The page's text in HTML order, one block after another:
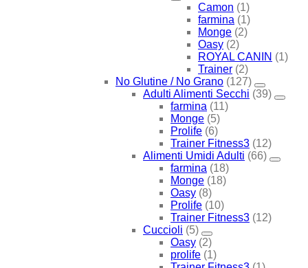
Camon (1)
farmina (1)
Monge (2)
Oasy (2)
ROYAL CANIN (1)
Trainer (2)
No Glutine / No Grano (127)
Adulti Alimenti Secchi (39)
farmina (11)
Monge (5)
Prolife (6)
Trainer Fitness3 (12)
Alimenti Umidi Adulti (66)
farmina (18)
Monge (18)
Oasy (8)
Prolife (10)
Trainer Fitness3 (12)
Cuccioli (5)
Oasy (2)
prolife (1)